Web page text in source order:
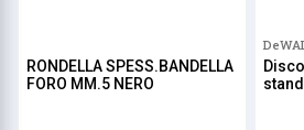
RONDELLA SPESS.BANDELLA
FORO MM.5 NERO